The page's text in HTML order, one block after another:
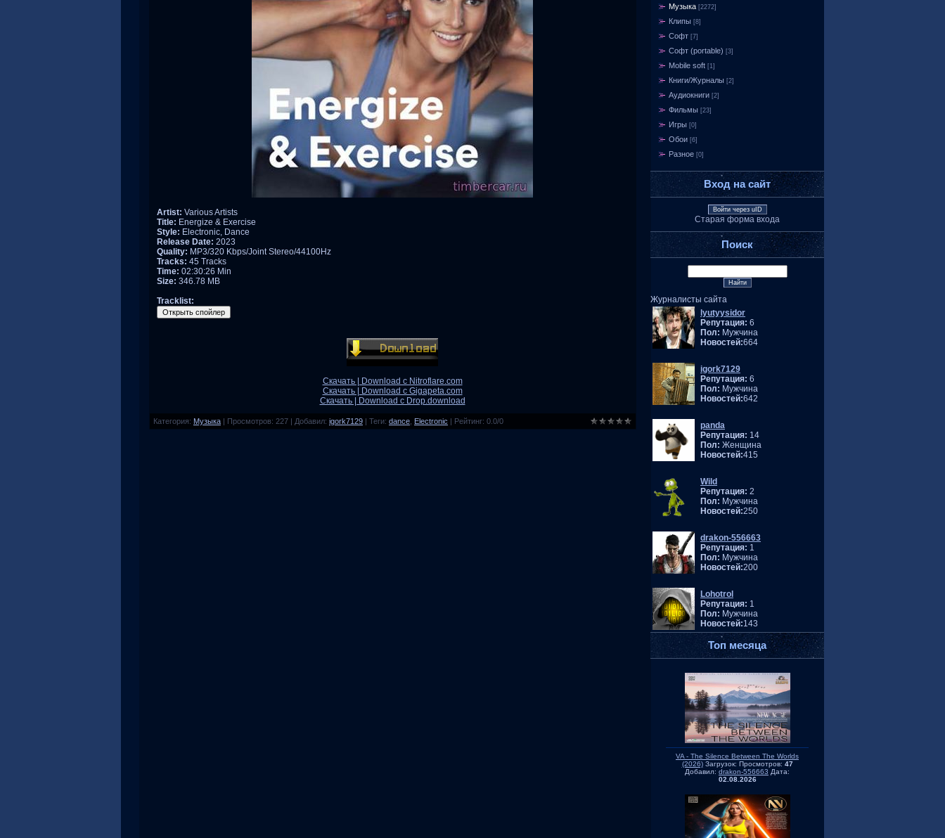
Artist: Various Artists
Title: Energize & Exercise
Style: Electronic, Dance
Release Date: 2023
Quality: MP3/320 Kbps/Joint Stereo/44100Hz
Tracks: 45 Tracks
Time: 02:30:26 Min
Size: 346.78 MB
Tracklist:
Скачать | Download с Nitroflare.com
Скачать | Download с Gigapeta.com
Скачать | Download с Drop.download
Категория: Музыка | Просмотров: 227 | Добавил: igork7129 | Теги: dance Electronic | Рейтинг: 0.0/0
Музыка [2272]
Клипы [8]
Софт [7]
Софт (portable) [3]
Mobile soft [1]
Книги/Журналы [2]
Аудиокниги [2]
Фильмы [23]
Игры [0]
Обои [6]
Разное [0]
Вход на сайт
Войти через uID
Старая форма входа
Поиск
Журналисты сайта
lyutyysidor
Репутация: 6
Пол: Мужчина
Новостей:664
igork7129
Репутация: 6
Пол: Мужчина
Новостей:642
panda
Репутация: 14
Пол: Женщина
Новостей:415
Wild
Репутация: 2
Пол: Мужчина
Новостей:250
drakon-556663
Репутация: 1
Пол: Мужчина
Новостей:200
Lohotrol
Репутация: 1
Пол: Мужчина
Новостей:143
Топ месяца
VA - The Silence Between The Worlds
(2026)Загрузок: Просмотров: 47
Добавил: drakon-556663 Дата:
02.08.2026